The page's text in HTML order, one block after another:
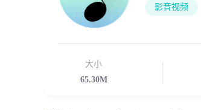
影音视频
大小
65.30M